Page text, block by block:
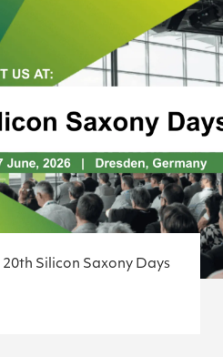
Silicon Saxony Days